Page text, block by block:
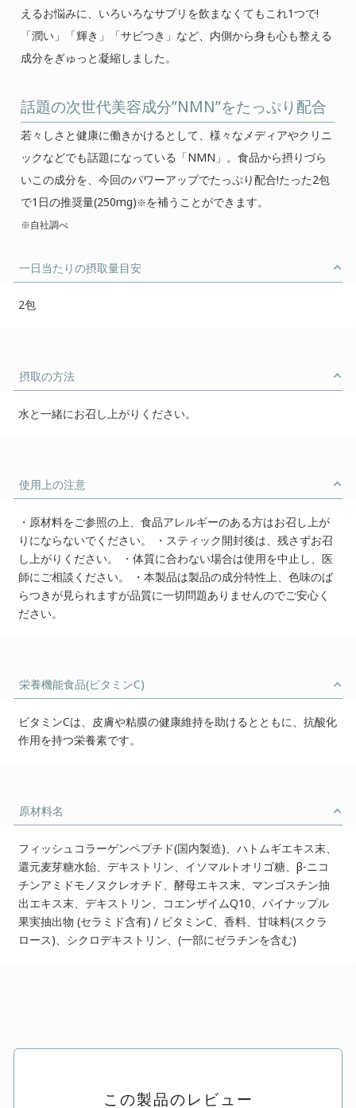
えるお悩みに、いろいろなサプリを飲まなくてもこれ1つで!
「潤い」「輝き」「サビつき」など、内側から身も心も整える
成分をぎゅっと凝縮しました。
話題の次世代美容成分”NMN”をたっぷり配合
若々しさと健康に働きかけるとして、様々なメディアやクリニ
ックなどでも話題になっている「NMN」。食品から摂りづら
いこの成分を、今回のパワーアップでたっぷり配合!たった2包
で1日の推奨量(250mg)※を補うことができます。
※自社調べ
一日当たりの摂取量目安
2包
摂取の方法
水と一緒にお召し上がりください。
使用上の注意
・原材料をご参照の上、食品アレルギーのある方はお召し上が
りにならないでください。 ・スティック開封後は、残さずお召
し上がりください。 ・体質に合わない場合は使用を中止し、医
師にご相談ください。 ・本製品は製品の成分特性上、色味のば
らつきが見られますが品質に一切問題ありませんのでご安心く
ださい。
栄養機能食品(ビタミンC)
ビタミンCは、皮膚や粘膜の健康維持を助けるとともに、抗酸化
作用を持つ栄養素です。
原材料名
フィッシュコラーゲンペプチド(国内製造)、ハトムギエキス末、
還元麦芽糖水飴、デキストリン、イソマルトオリゴ糖、β-ニコ
チンアミドモノヌクレオチド、酵母エキス末、マンゴスチン抽
出エキス末、デキストリン、コエンザイムQ10、パイナップル
果実抽出物 (セラミド含有) / ビタミンC、香料、甘味料(スクラ
ロース)、シクロデキストリン、(一部にゼラチンを含む)
この製品のレビュー